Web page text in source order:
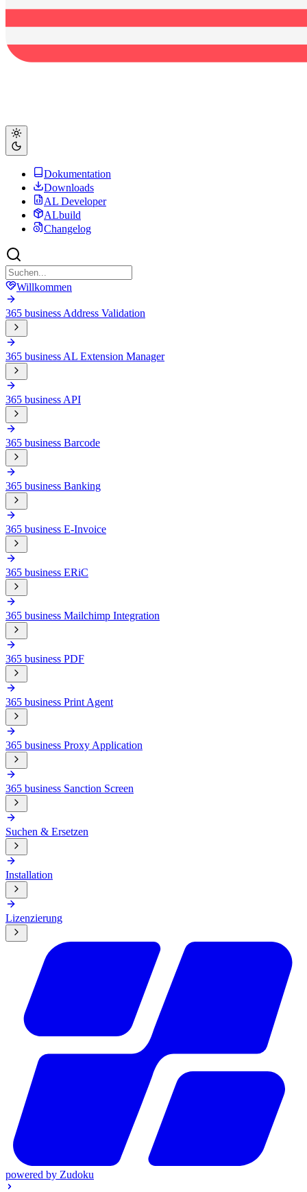
Dokumentation
Downloads
AL Developer
ALbuild
Changelog
Willkommen
365 business Address Validation
365 business AL Extension Manager
365 business API
365 business Barcode
365 business Banking
365 business E-Invoice
365 business ERiC
365 business Mailchimp Integration
365 business PDF
365 business Print Agent
365 business Proxy Application
365 business Sanction Screen
Suchen & Ersetzen
Installation
Lizenzierung
powered by Zudoku